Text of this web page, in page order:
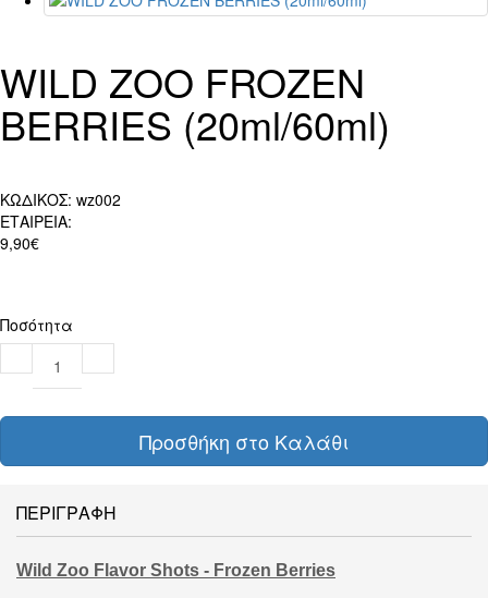
WILD ZOO FROZEN
BERRIES (20ml/60ml)
ΚΩΔΙΚΟΣ: wz002
ΕΤΑΙΡΕΙΑ:
9,90€
Ποσότητα
Προσθήκη στο Καλάθι
ΠΕΡΙΓΡΑΦΗ
Wild Zoo Flavor Shots - Frozen Berries